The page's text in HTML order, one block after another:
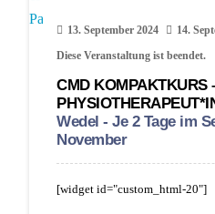
13. September 2024 14.
Diese Veranstaltung ist beendet.
CMD KOMPAKTKURS
Wedel - Je 2 Tage im
November
[widget id="custom_html-20"]